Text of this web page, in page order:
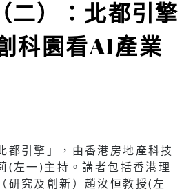
系統發展部副總監康靖華(右
香港公共企業總監林嘉曼(右
及港深創科園在AI產業集群中
都引擎」，由香港房地產科技
業總監林嘉曼女士，探討北
園在AI產業集群中的角色與發